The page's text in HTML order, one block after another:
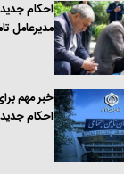
احکام
مدیرعامل
خبر مهم
احکام